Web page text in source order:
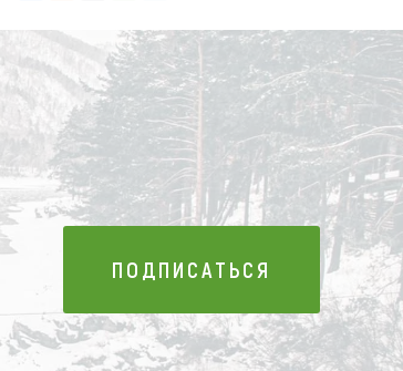
ПОДПИСАТЬСЯ
ПОДПИСАТЬСЯ